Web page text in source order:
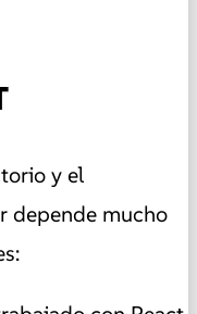
y el
depende mucho